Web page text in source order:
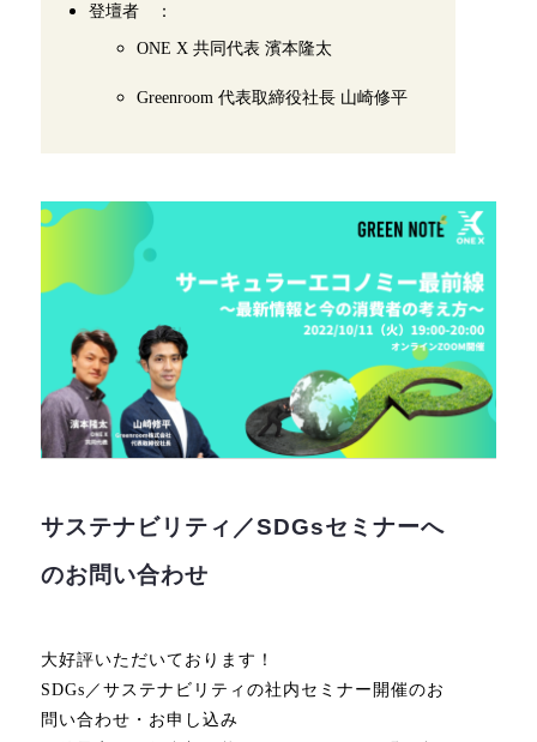
登壇者 ：
ONE X 共同代表 濱本隆太
Greenroom 代表取締役社長 山崎修平
サステナビリティ／SDGsセミナーへ
のお問い合わせ
大好評いただいております！
SDGs／サステナビリティの社内セミナー開催のお
問い合わせ・お申し込み